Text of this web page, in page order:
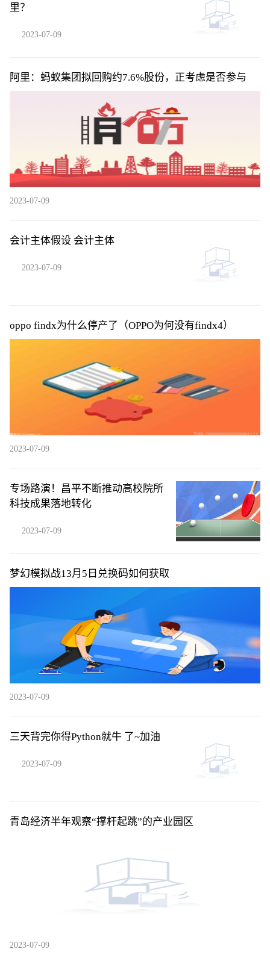
里？
2023-07-09
阿里：蚂蚁集团拟回购约7.6%股份，正考虑是否参与
2023-07-09
会计主体假设 会计主体
2023-07-09
oppo findx为什么停产了（OPPO为何没有findx4）
2023-07-09
专场路演！昌平不断推动高校院所
科技成果落地转化
2023-07-09
梦幻模拟战13月5日兑换码如何获取
2023-07-09
三天背完你得Python就牛 了~加油
2023-07-09
青岛经济半年观察“撑杆起跳”的产业园区
2023-07-09